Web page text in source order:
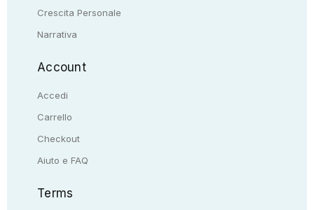
Crescita Personale
Narrativa
Account
Accedi
Carrello
Checkout
Aiuto e FAQ
Terms